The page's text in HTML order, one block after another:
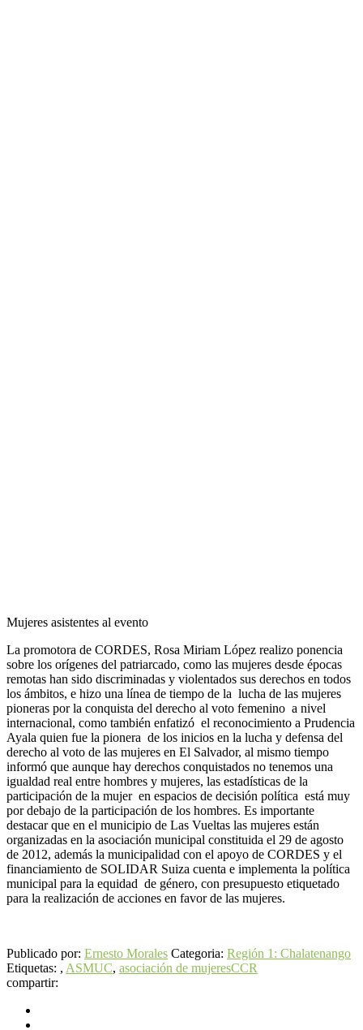
Mujeres asistentes al evento
La promotora de CORDES, Rosa Miriam López realizo ponencia
sobre los orígenes del patriarcado, como las mujeres desde épocas
remotas han sido discriminadas y violentados sus derechos en todos
los ámbitos, e hizo una línea de tiempo de la lucha de las mujeres
pioneras por la conquista del derecho al voto femenino a nivel
internacional, como también enfatizó el reconocimiento a Prudencia
Ayala quien fue la pionera de los inicios en la lucha y defensa del
derecho al voto de las mujeres en El Salvador, al mismo tiempo
informó que aunque hay derechos conquistados no tenemos una
igualdad real entre hombres y mujeres, las estadísticas de la
participación de la mujer en espacios de decisión política está muy
por debajo de la participación de los hombres. Es importante
destacar que en el municipio de Las Vueltas las mujeres están
organizadas en la asociación municipal constituida el 29 de agosto
de 2012, además la municipalidad con el apoyo de CORDES y el
financiamiento de SOLIDAR Suiza cuenta e implementa la política
municipal para la equidad de género, con presupuesto etiquetado
para la realización de acciones en favor de las mujeres.
Publicado por: Ernesto Morales Categoria: Región 1: Chalatenango
Etiquetas: , ASMUC, asociación de mujeresCCR
compartir: